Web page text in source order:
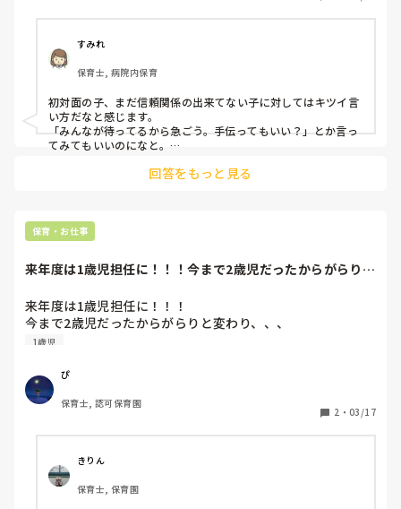
すみれ
保育士, 病院内保育
初対面の子、まだ信頼関係の出来てない子に対してはキツイ言
い方だなと感じます。
「みんなが待ってるから急ごう。手伝ってもいい？」とか言っ
てみてもいいのになと。
ただ、いつまでもダラダラやっていたり、出来るのにやらない
回答をもっと見る
保育・お仕事
来年度は1歳児担任に！！！今まで2歳児だったからがらりと
来年度は1歳児担任に！！！
今まで2歳児だったからがらりと変わり、、、
なにかやっておいた方がいい事ありますか？？
1歳児
ぴ
保育士, 認可保育園
2 ・ 03/17
きりん
保育士, 保育園